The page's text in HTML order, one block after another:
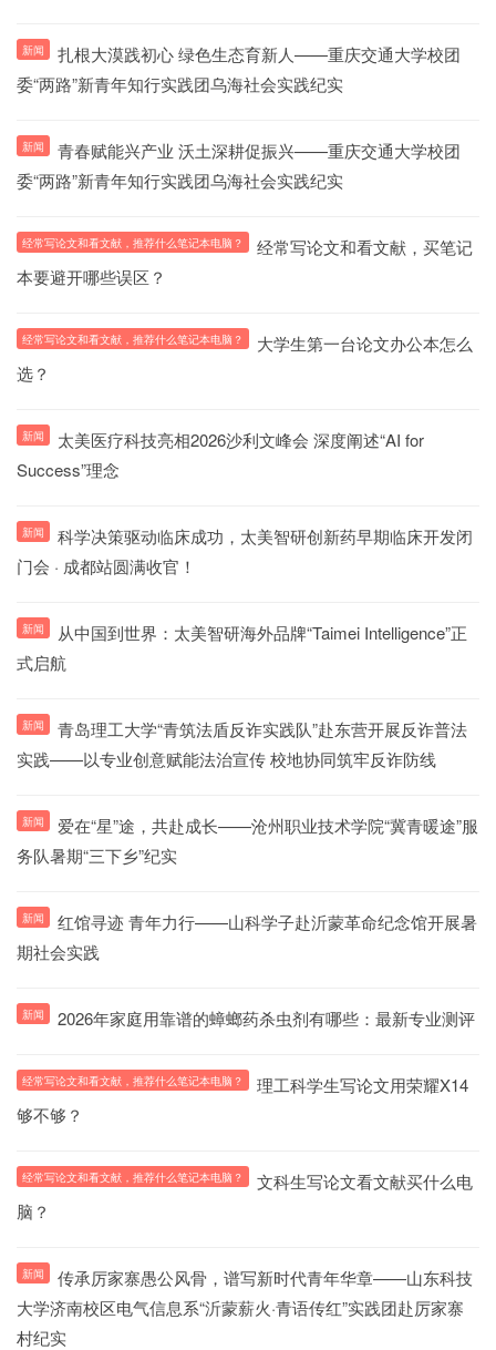
新闻
扎根大漠践初心 绿色生态育新人——重庆交通大学校团
委“两路”新青年知行实践团乌海社会实践纪实
新闻
青春赋能兴产业 沃土深耕促振兴——重庆交通大学校团
委“两路”新青年知行实践团乌海社会实践纪实
经常写论文和看文献，推荐什么笔记本电脑？
经常写论文和看文献，买笔记
本要避开哪些误区？
经常写论文和看文献，推荐什么笔记本电脑？
大学生第一台论文办公本怎么
选？
新闻
太美医疗科技亮相2026沙利文峰会 深度阐述“AI for
Success”理念
新闻
科学决策驱动临床成功，太美智研创新药早期临床开发闭
门会 · 成都站圆满收官！
新闻
从中国到世界：太美智研海外品牌“Taimei Intelligence”正
式启航
新闻
青岛理工大学“青筑法盾反诈实践队”赴东营开展反诈普法
实践——以专业创意赋能法治宣传 校地协同筑牢反诈防线
新闻
爱在“星”途，共赴成长——沧州职业技术学院“冀青暖途”服
务队暑期“三下乡”纪实
新闻
红馆寻迹 青年力行——山科学子赴沂蒙革命纪念馆开展暑
期社会实践
新闻 2026年家庭用靠谱的蟑螂药杀虫剂有哪些：最新专业测评
经常写论文和看文献，推荐什么笔记本电脑？
理工科学生写论文用荣耀X14
够不够？
经常写论文和看文献，推荐什么笔记本电脑？
文科生写论文看文献买什么电
脑？
新闻
传承厉家寨愚公风骨，谱写新时代青年华章——山东科技
大学济南校区电气信息系“沂蒙薪火·青语传红”实践团赴厉家寨
村纪实